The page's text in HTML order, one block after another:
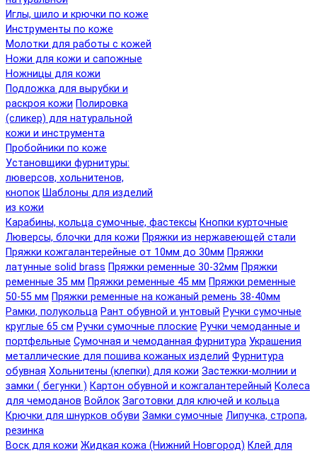
Иглы, шило и крючки по коже
Инструменты по коже
Молотки для работы с кожей
Ножи для кожи и сапожные
Ножницы для кожи
Подложка для вырубки и
раскроя кожи Полировка
(сликер) для натуральной
кожи и инструмента
Пробойники по коже
Установщики фурнитуры:
люверсов, хольнитенов,
кнопок Шаблоны для изделий
из кожи
Карабины, кольца сумочные, фастексы Кнопки курточные
Люверсы, блочки для кожи Пряжки из нержавеющей стали
Пряжки кожгалантерейные от 10мм до 30мм Пряжки
латунные solid brass Пряжки ременные 30-32мм Пряжки
ременные 35 мм Пряжки ременные 45 мм Пряжки ременные
50-55 мм Пряжки ременные на кожаный ремень 38-40мм
Рамки, полукольца Рант обувной и унтовый Ручки сумочные
круглые 65 см Ручки сумочные плоские Ручки чемоданные и
портфельные Сумочная и чемоданная фурнитура Украшения
металлические для пошива кожаных изделий Фурнитура
обувная Хольнитены (клепки) для кожи Застежки-молнии и
замки ( бегунки ) Картон обувной и кожгалантерейный Колеса
для чемоданов Войлок Заготовки для ключей и кольца
Крючки для шнурков обуви Замки сумочные Липучка, стропа,
резинка
Воск для кожи Жидкая кожа (Нижний Новгород) Клей для